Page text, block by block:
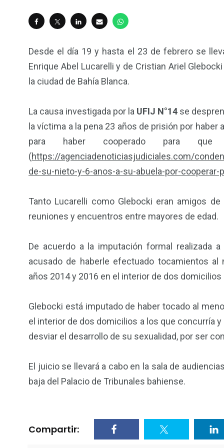
Desde el día 19 y hasta el 23 de febrero se
Enrique Abel Lucarelli y de Cristian Ariel
la ciudad de Bahía Blanca.
La causa investigada por la UFIJ N°14 se
la víctima a la pena 23 años de prisión por
para haber cooperado para
(https://agenciadenoticiasjudiciales.com/
de-su-nieto-y-6-anos-a-su-abuela-por-
Tanto Lucarelli como Glebocki eran amigos
reuniones y encuentros entre mayores de edad.
De acuerdo a la imputación formal realizada
acusado de haberle efectuado tocamientos
años 2014 y 2016 en el interior de dos
Glebocki está imputado de haber tocado al
el interior de dos domicilios a los que concurría
desviar el desarrollo de su sexualidad, por ser
El juicio se llevará a cabo en la sala de
baja del Palacio de Tribunales bahiense.
Compartir:
648
Fallos Fuero penal
0
Fallos Otros
74
Información de
1131